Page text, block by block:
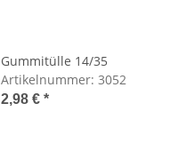
Gummitülle 14/35
Artikelnummer: 3052
2,98 € *